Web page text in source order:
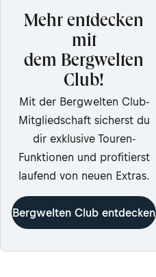
Mehr entdecken
mit
dem Bergwelten
Club!
Mit der Bergwelten Club-
Mitgliedschaft sicherst du
dir exklusive Touren-
Funktionen und profitierst
laufend von neuen Extras.
Bergwelten Club entdecken